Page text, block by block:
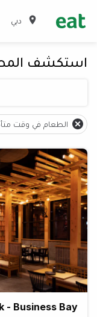
دبي
استكشف
الطعام في وقت
- Business Bay